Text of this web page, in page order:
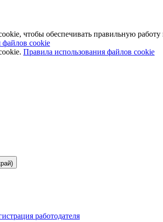
чтобы обеспечивать правильную работу
файлов cookie
Правила использования файлов cookie
работодателя